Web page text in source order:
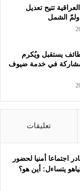
تتيح تعديل
ولمّ الشمل
يستقبل ويُكرم
في خدمة ضيوف
تعليقات
اجتماعا أمنيا لحضور
يتساءل: أين هو؟